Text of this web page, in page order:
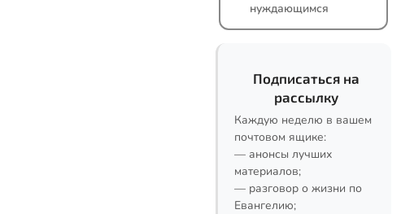
нуждающимся
Подписаться на
рассылку
Каждую неделю в вашем
почтовом ящике:
— анонсы лучших
материалов;
— разговор о жизни по
Евангелию;